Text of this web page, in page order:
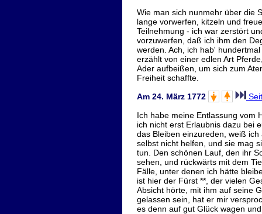
Wie man sich nunmehr über die
lange vorwerfen, kitzeln und
Teilnehmung - ich war zerstört
vorzuwerfen, daß ich ihm den
werden. Ach, ich hab'
erzählt von einer edlen Art
Ader aufbeißen, um sich zum
Freiheit schaffte.
Am 24. März 1772
Ich habe meine Entlassung vom
ich nicht erst Erlaubnis dazu bei
das Bleiben einzureden, weiß
selbst nicht helfen, und sie mag
tun. Den schönen Lauf, den ihr
sehen, und rückwärts mit dem
Fälle, unter denen ich hätte
ist hier der Fürst **, der vielen
Absicht hörte, mit ihm auf seine
gelassen sein, hat er mir
es denn auf gut Glück wagen